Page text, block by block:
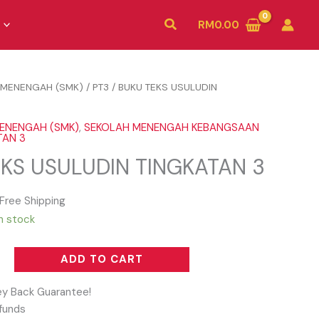
SearchRM0.00
(SMK) / PT3 / BUKU TEKS USULUDIN
(SMK), SEKOLAH MENENGAH KEBANGSAAN
3
USULUDIN TINGKATAN 3
Shipping
stock
ADD TO CART
Back Guarantee!